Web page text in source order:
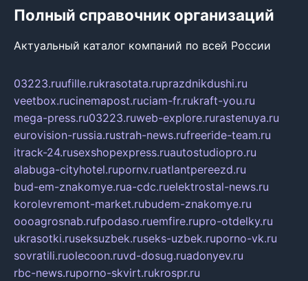
Полный справочник организаций
Актуальный каталог компаний по всей России
03223.ruufille.rukrasotata.ruprazdnikdushi.ru
veetbox.rucinemapost.ruciam-fr.rukraft-you.ru
mega-press.ru03223.ruweb-explore.rurastenuya.ru
eurovision-russia.rustrah-news.rufreeride-team.ru
itrack-24.rusexshopexpress.ruautostudiopro.ru
alabuga-cityhotel.rupornv.ruatlantpereezd.ru
bud-em-znakomye.rua-cdc.ruelektrostal-news.ru
korolevremont-market.rubudem-znakomye.ru
oooagrosnab.rufpodaso.ruemfire.rupro-otdelky.ru
ukrasotki.ruseksuzbek.ruseks-uzbek.ruporno-vk.ru
sovratili.ruolecoon.ruvd-dosug.ruadonyev.ru
rbc-news.ruporno-skvirt.rukrospr.ru